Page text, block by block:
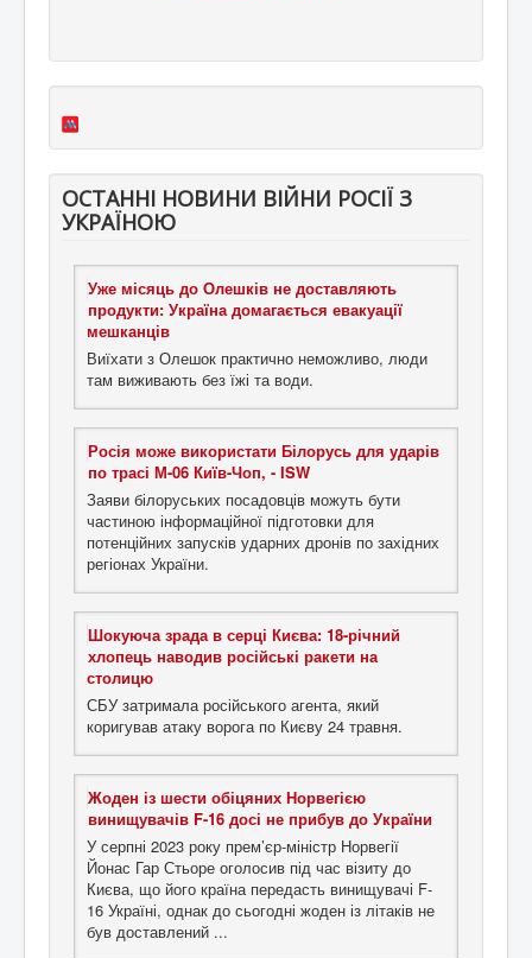
ОСТАННІ НОВИНИ ВІЙНИ РОСІЇ З
УКРАЇНОЮ
Уже місяць до Олешків не доставляють
продукти: Україна домагається евакуації
мешканців
Виїхати з Олешок практично неможливо, люди
там виживають без їжі та води.
Росія може використати Білорусь для ударів
по трасі М-06 Київ-Чоп, - ISW
Заяви білоруських посадовців можуть бути
частиною інформаційної підготовки для
потенційних запусків ударних дронів по західних
регіонах України.
Шокуюча зрада в серці Києва: 18-річний
хлопець наводив російські ракети на
столицю
СБУ затримала російського агента, який
коригував атаку ворога по Києву 24 травня.
Жоден із шести обіцяних Норвегією
винищувачів F-16 досі не прибув до України
У серпні 2023 року прем’єр-міністр Норвегії
Йонас Гар Стьоре оголосив під час візиту до
Києва, що його країна передасть винищувачі F-
16 Україні, однак до сьогодні жоден із літаків не
був доставлений ...